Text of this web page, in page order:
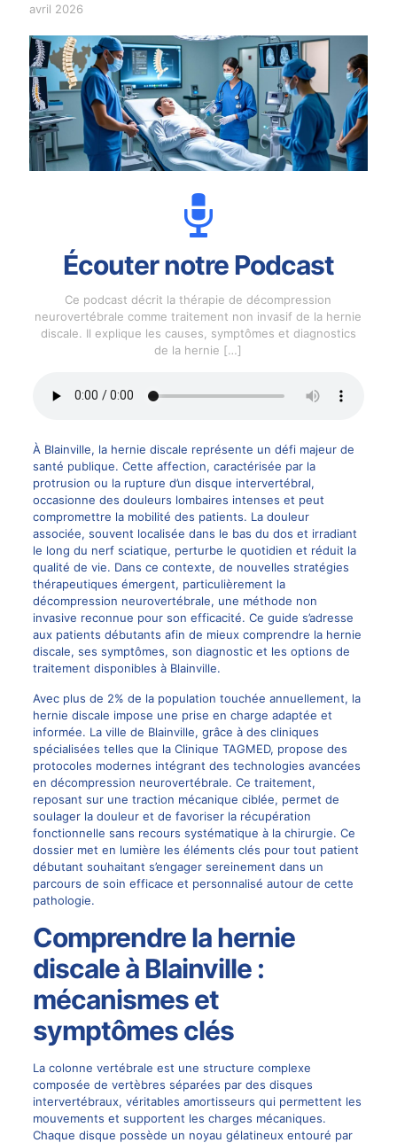
avril 2026
Écouter notre Podcast
Ce podcast décrit la thérapie de décompression
neurovertébrale comme traitement non invasif de la hernie
discale. Il explique les causes, symptômes et diagnostics
de la hernie […]
À Blainville, la hernie discale représente un défi majeur de
santé publique. Cette affection, caractérisée par la
protrusion ou la rupture d’un disque intervertébral,
occasionne des douleurs lombaires intenses et peut
compromettre la mobilité des patients. La douleur
associée, souvent localisée dans le bas du dos et irradiant
le long du nerf sciatique, perturbe le quotidien et réduit la
qualité de vie. Dans ce contexte, de nouvelles stratégies
thérapeutiques émergent, particulièrement la
décompression neurovertébrale, une méthode non
invasive reconnue pour son efficacité. Ce guide s’adresse
aux patients débutants afin de mieux comprendre la hernie
discale, ses symptômes, son diagnostic et les options de
traitement disponibles à Blainville.
Avec plus de 2% de la population touchée annuellement, la
hernie discale impose une prise en charge adaptée et
informée. La ville de Blainville, grâce à des cliniques
spécialisées telles que la Clinique TAGMED, propose des
protocoles modernes intégrant des technologies avancées
en décompression neurovertébrale. Ce traitement,
reposant sur une traction mécanique ciblée, permet de
soulager la douleur et de favoriser la récupération
fonctionnelle sans recours systématique à la chirurgie. Ce
dossier met en lumière les éléments clés pour tout patient
débutant souhaitant s’engager sereinement dans un
parcours de soin efficace et personnalisé autour de cette
pathologie.
Comprendre la hernie
discale à Blainville :
mécanismes et
symptômes clés
La colonne vertébrale est une structure complexe
composée de vertèbres séparées par des disques
intervertébraux, véritables amortisseurs qui permettent les
mouvements et supportent les charges mécaniques.
Chaque disque possède un noyau gélatineux entouré par